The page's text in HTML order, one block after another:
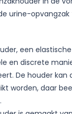
urine-
een
en discrete
De houder kan
worden, daar